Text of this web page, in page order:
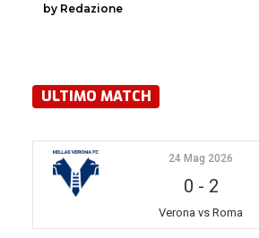
by Redazione
ULTIMO MATCH
24 Mag 2026
0 - 2
Verona vs Roma